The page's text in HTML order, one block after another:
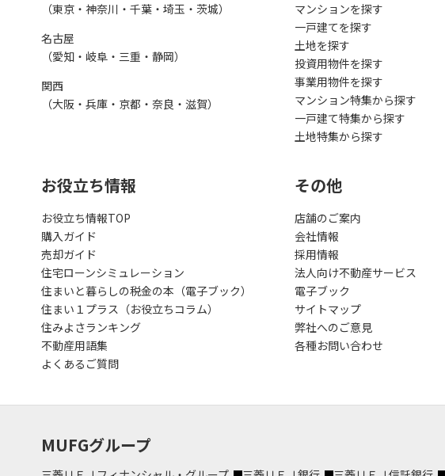
（東京・神奈川・千葉・埼玉・茨城）
名古屋
（愛知・岐阜・三重・静岡）
関西
（大阪・兵庫・京都・奈良・滋賀）
マンションを探す
一戸建てを探す
土地を探す
投資用物件を探す
事業用物件を探す
マンション特集から探す
一戸建て特集から探す
土地特集から探す
お役立ち情報
お役立ち情報TOP
購入ガイド
売却ガイド
住宅ローンシミュレーション
住まいと暮らしの税金の本（電子ブック）
住まい１プラス（お役立ちコラム）
住みよさランキング
不動産用語集
よくあるご質問
その他
店舗のご案内
会社情報
採用情報
法人向け不動産サービス
電子ブック
サイトマップ
弊社へのご意見
各種お問い合わせ
MUFGグループ